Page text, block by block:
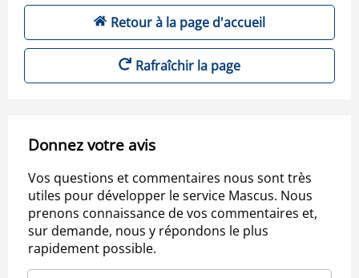
Retour à la page d'accueil
Rafraîchir la page
Donnez votre avis
Vos questions et commentaires nous sont très
utiles pour développer le service Mascus. Nous
prenons connaissance de vos commentaires et,
sur demande, nous y répondons le plus
rapidement possible.